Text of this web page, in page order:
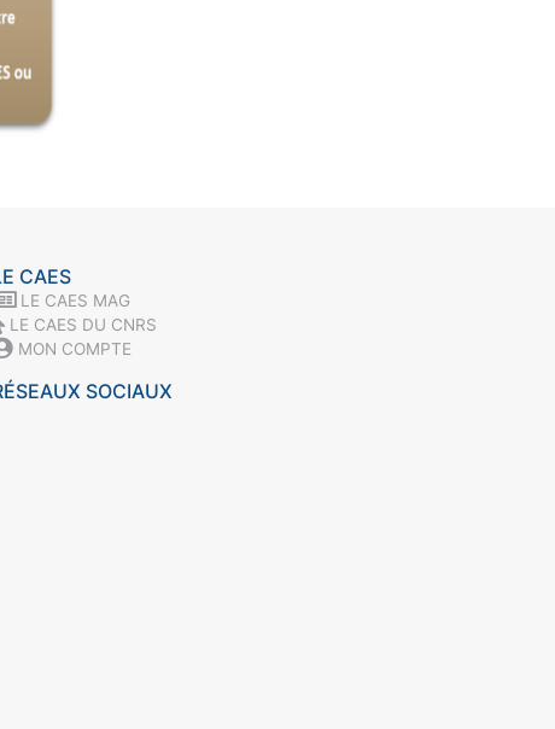
CAES
LE CAES MAG
LE CAES DU CNRS
MON COMPTE
SOCIAUX